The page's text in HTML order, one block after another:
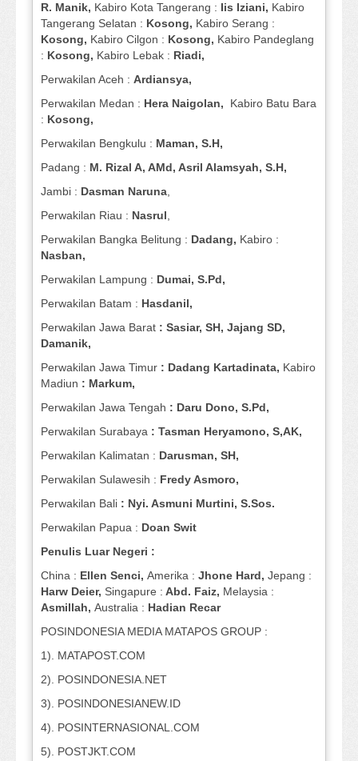
R. Manik, Kabiro Kota Tangerang : Iis Iziani, Kabiro
Tangerang Selatan : Kosong, Kabiro Serang :
Kosong, Kabiro Cilgon : Kosong, Kabiro Pandeglang
: Kosong, Kabiro Lebak : Riadi,
Perwakilan Aceh : Ardiansya,
Perwakilan Medan : Hera Naigolan, Kabiro Batu Bara
: Kosong,
Perwakilan Bengkulu : Maman, S.H,
Padang : M. Rizal A, AMd, Asril Alamsyah, S.H,
Jambi : Dasman Naruna,
Perwakilan Riau : Nasrul,
Perwakilan Bangka Belitung : Dadang, Kabiro :
Nasban,
Perwakilan Lampung : Dumai, S.Pd,
Perwakilan Batam : Hasdanil,
Perwakilan Jawa Barat : Sasiar, SH, Jajang SD,
Damanik,
Perwakilan Jawa Timur : Dadang Kartadinata, Kabiro
Madiun : Markum,
Perwakilan Jawa Tengah : Daru Dono, S.Pd,
Perwakilan Surabaya : Tasman Heryamono, S,AK,
Perwakilan Kalimatan : Darusman, SH,
Perwakilan Sulawesih : Fredy Asmoro,
Perwakilan Bali : Nyi. Asmuni Murtini, S.Sos.
Perwakilan Papua : Doan Swit
Penulis Luar Negeri :
China : Ellen Senci, Amerika : Jhone Hard, Jepang :
Harw Deier, Singapure : Abd. Faiz, Melaysia :
Asmillah, Australia : Hadian Recar
POSINDONESIA MEDIA MATAPOS GROUP :
1). MATAPOST.COM
2). POSINDONESIA.NET
3). POSINDONESIANEW.ID
4). POSINTERNASIONAL.COM
5). POSTJKT.COM